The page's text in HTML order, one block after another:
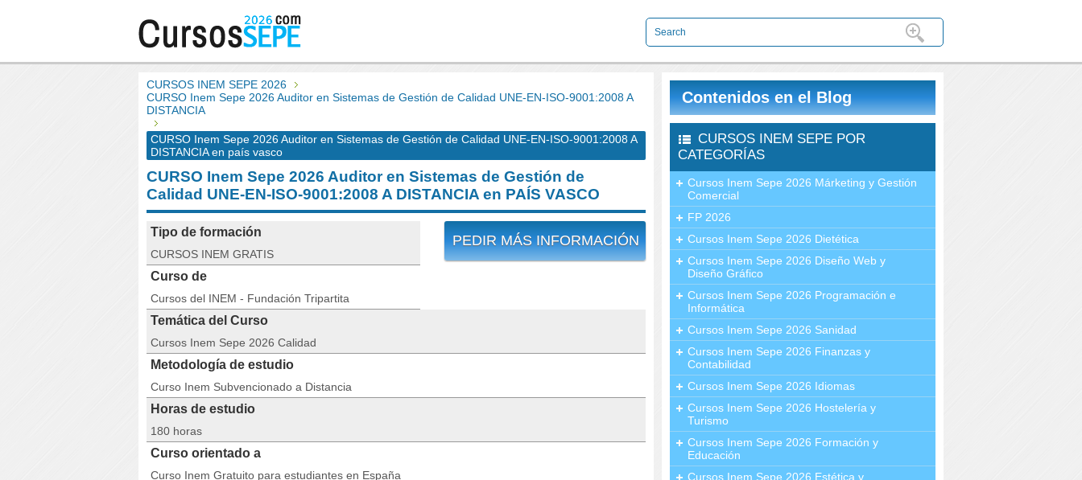
CURSOS INEM SEPE 2026
CURSO Inem Sepe 2026 Auditor en Sistemas de Gestión de Calidad UNE-EN-ISO-9001:2008 A
DISTANCIA
CURSO Inem Sepe 2026 Auditor en Sistemas de Gestión de Calidad UNE-EN-ISO-9001:2008 A
DISTANCIA en país vasco
CURSO Inem Sepe 2026 Auditor en Sistemas de Gestión de
Calidad UNE-EN-ISO-9001:2008 A DISTANCIA en PAÍS VASCO
PEDIR MÁS INFORMACIÓN
Tipo de formación
CURSOS INEM GRATIS
Curso de
Cursos del INEM - Fundación Tripartita
Temática del Curso
Cursos Inem Sepe 2026 Calidad
Metodología de estudio
Curso Inem Subvencionado a Distancia
Horas de estudio
180 horas
Curso orientado a
Curso Inem Gratuito para estudiantes en España
Contenidos en el Blog
CURSOS INEM SEPE POR
CATEGORÍAS
Cursos Inem Sepe 2026 Márketing y Gestión
Comercial
FP 2026
Cursos Inem Sepe 2026 Dietética
Cursos Inem Sepe 2026 Diseño Web y
Diseño Gráfico
Cursos Inem Sepe 2026 Programación e
Informática
Cursos Inem Sepe 2026 Sanidad
Cursos Inem Sepe 2026 Finanzas y
Contabilidad
Cursos Inem Sepe 2026 Idiomas
Cursos Inem Sepe 2026 Hostelería y
Turismo
Cursos Inem Sepe 2026 Formación y
Educación
Cursos Inem Sepe 2026 Estética y